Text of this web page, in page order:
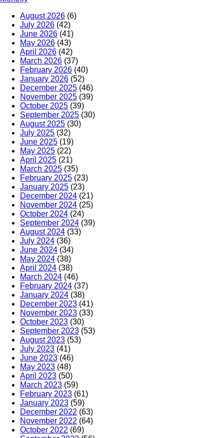
August 2026 (6)
July 2026 (42)
June 2026 (41)
May 2026 (43)
April 2026 (42)
March 2026 (37)
February 2026 (40)
January 2026 (52)
December 2025 (46)
November 2025 (39)
October 2025 (39)
September 2025 (30)
August 2025 (30)
July 2025 (32)
June 2025 (19)
May 2025 (22)
April 2025 (21)
March 2025 (35)
February 2025 (23)
January 2025 (23)
December 2024 (21)
November 2024 (25)
October 2024 (24)
September 2024 (39)
August 2024 (33)
July 2024 (36)
June 2024 (34)
May 2024 (38)
April 2024 (38)
March 2024 (46)
February 2024 (37)
January 2024 (38)
December 2023 (41)
November 2023 (33)
October 2023 (30)
September 2023 (53)
August 2023 (53)
July 2023 (41)
June 2023 (46)
May 2023 (48)
April 2023 (50)
March 2023 (59)
February 2023 (61)
January 2023 (59)
December 2022 (63)
November 2022 (64)
October 2022 (69)